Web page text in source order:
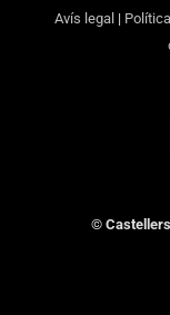
Avís legal |
©